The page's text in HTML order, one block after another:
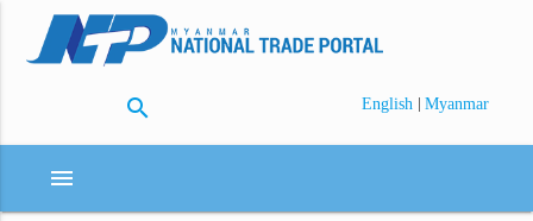
search English | Myanmar
menu